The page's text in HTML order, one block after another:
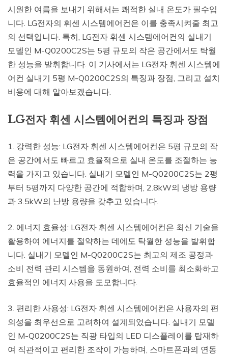
시원한 여름을 보내기 위해서는 쾌적한 실내 온도가 필수입
니다. LG전자의 휘센 시스템에어컨은 이를 충족시켜줄 최고
의 선택입니다. 특히, LG전자 휘센 시스템에어컨의 실내기
모델인 M-Q0200C2S는 5평 규모의 작은 공간에서도 탁월
한 성능을 발휘합니다. 이 기사에서는 LG전자 휘센 시스템에
어컨 실내기 5평 M-Q0200C2S의 특징과 장점, 그리고 설치
비용에 대해 알아보겠습니다.
LG전자 휘센 시스템에어컨의 특징과 장점
1. 강력한 성능: LG전자 휘센 시스템에어컨은 5평 규모의 작
은 공간에서도 빠르고 효율적으로 실내 온도를 조절하는 능
력을 가지고 있습니다. 실내기 모델인 M-Q0200C2S는 2평
부터 5평까지 다양한 공간에 적합하며, 2.8kW의 냉방 용량
과 3.5kW의 난방 용량을 갖추고 있습니다.
2. 에너지 효율성: LG전자 휘센 시스템에어컨은 최신 기술을
활용하여 에너지를 절약하는 데에도 탁월한 성능을 발휘합
니다. 실내기 모델인 M-Q0200C2S는 최고의 제조 공정과
소비 전력 관리 시스템을 동원하여, 전력 소비를 최소화하고
효율적인 에너지 사용을 도모합니다.
3. 편리한 사용성: LG전자 휘센 시스템에어컨은 사용자의 편
의성을 최우선으로 고려하여 설계되었습니다. 실내기 모델
인 M-Q0200C2S는 직광 타입의 LED 디스플레이를 탑재하
여 직관적이고 편리한 조작이 가능하며, 스마트폰과의 연동